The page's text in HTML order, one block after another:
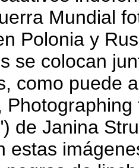
Mundial
Polonia y
se colocan
como puede
de Janina
estas